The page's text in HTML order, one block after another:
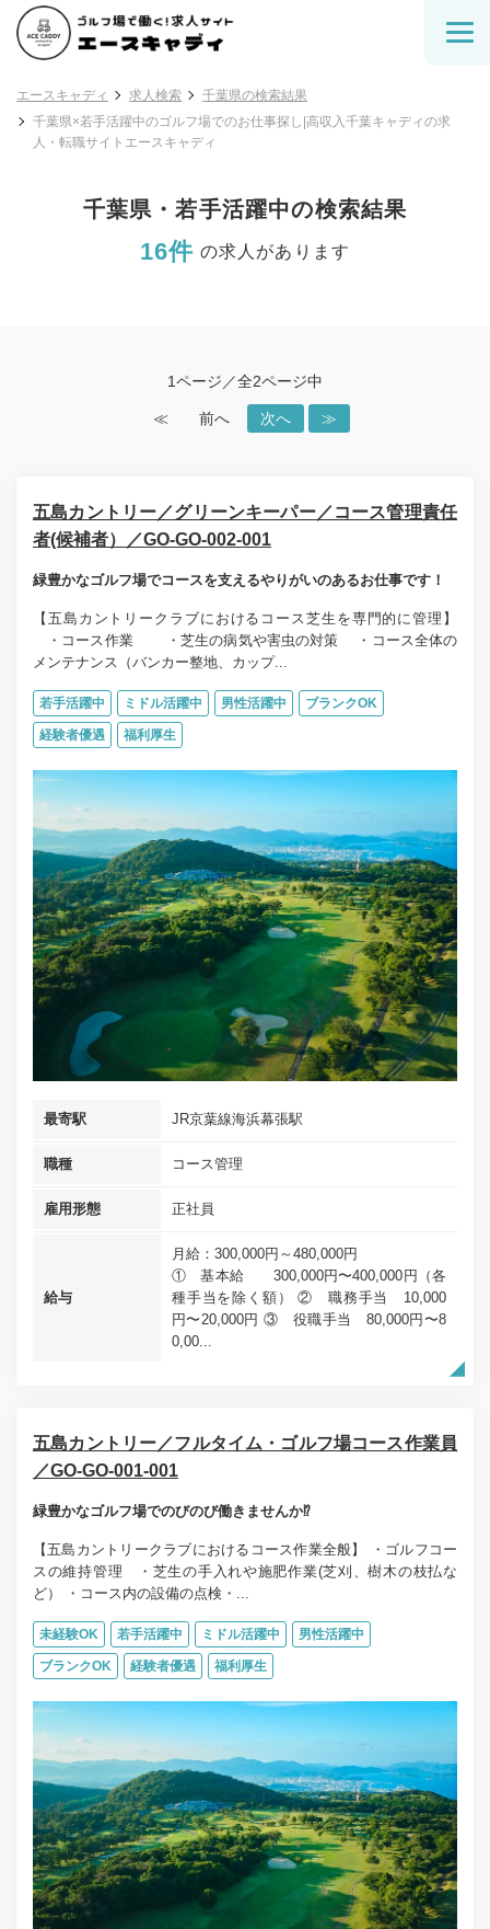
エースキャディ 求人検索
千葉県の検索結果
千葉県×若手活躍中のゴルフ場でのお仕事探し|高収入千葉キャディの求
人・転職サイトエースキャディ
千葉県・若手活躍中の検索結果
16件 の求人があります
1ページ／全2ページ中
≪ 前へ 次へ ≫
五島カントリー／グリーンキーパー／コース管理責任
者(候補者）／GO-GO-002-001
緑豊かなゴルフ場でコースを支えるやりがいのあるお仕事です！
【五島カントリークラブにおけるコース芝生を専門的に管理】
・コース作業 ・芝生の病気や害虫の対策 ・コース全体の
メンテナンス（バンカー整地、カップ...
若手活躍中 ミドル活躍中 男性活躍中 ブランクOK
経験者優遇 福利厚生
最寄駅 JR京葉線海浜幕張駅
職種 コース管理
雇用形態 正社員
給与
月給：300,000円～480,000円
① 基本給 300,000円〜400,000円（各
種手当を除く額） ② 職務手当 10,000
円〜20,000円 ③ 役職手当 80,000円〜8
0,00...
五島カントリー／フルタイム・ゴルフ場コース作業員
／GO-GO-001-001
緑豊かなゴルフ場でのびのび働きませんか⁉
【五島カントリークラブにおけるコース作業全般】 ・ゴルフコー
スの維持管理 ・芝生の手入れや施肥作業(芝刈、樹木の枝払な
ど） ・コース内の設備の点検・...
未経験OK 若手活躍中 ミドル活躍中 男性活躍中
ブランクOK 経験者優遇 福利厚生